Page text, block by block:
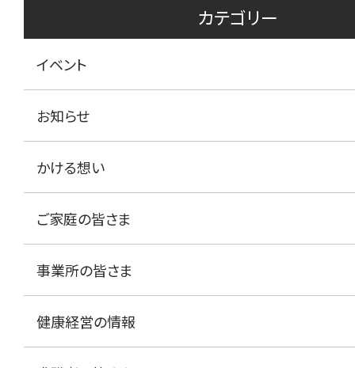
カテゴリー
イベント
お知らせ
かける想い
ご家庭の皆さま
事業所の皆さま
健康経営の情報